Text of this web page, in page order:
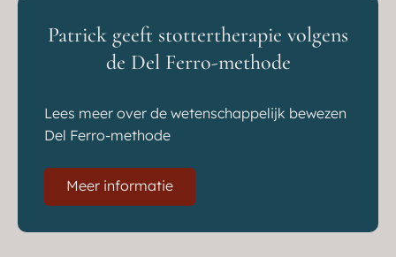
Patrick geeft stottertherapie volgens
de Del Ferro-methode
Lees meer over de wetenschappelijk bewezen
Del Ferro-methode
Meer informatie